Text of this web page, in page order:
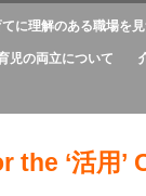
に理解のある職場を
児の両立について
the ‘活用’